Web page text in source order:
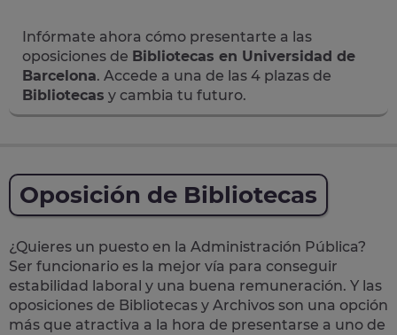
Infórmate ahora cómo presentarte a las
oposiciones de Bibliotecas en Universidad de
Barcelona. Accede a una de las 4 plazas de
Bibliotecas y cambia tu futuro.
Oposición de Bibliotecas
¿Quieres un puesto en la Administración Pública?
Ser funcionario es la mejor vía para conseguir
estabilidad laboral y una buena remuneración. Y las
oposiciones de Bibliotecas y Archivos son una opción
más que atractiva a la hora de presentarse a uno de